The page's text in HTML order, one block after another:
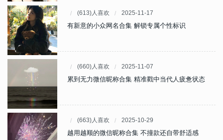
(613)人喜欢 2025-11-17
有新意的小众网名合集 解锁专属个性标识
(660)人喜欢 2025-11-07
累到无力微信昵称合集 精准戳中当代人疲惫状态
(663)人喜欢 2025-10-29
越用越顺的微信昵称合集 不撞款还自带舒适感